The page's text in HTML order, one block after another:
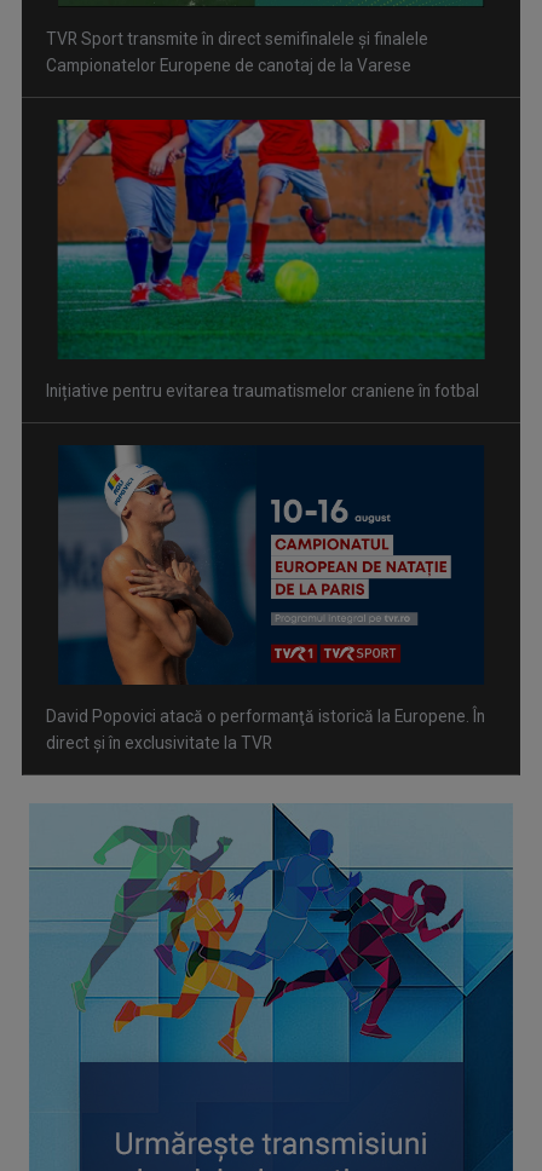
Inițiative pentru evitarea traumatismelor craniene în fotbal
David Popovici atacă o performanţă istorică la Europene. În
direct şi în exclusivitate la TVR
Spectacol total la TVR: David Popovici și tricolorii luptă
pentru aur la Europenele de Natație de la Paris
CONCACAF respinge planul FIFA de privatizare parțială a